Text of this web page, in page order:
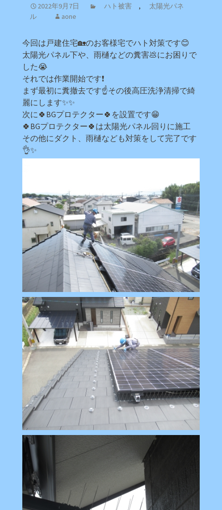
2022年9月7日 ハト被害 ,
太陽光パネ
ル
aone
今回は戸建住宅🏡のお客様宅でハト対策です😊
太陽光パネル下や、雨樋などの糞害💩にお困りで
した😭
それでは作業開始です❗
まず最初に糞撤去です☝その後高圧洗浄清掃で綺
麗にします✨✨
次に🍀BGプロテクター🍀を設置です😁
🍀BGプロテクター🍀は太陽光パネル回りに施工
その他にダクト、雨樋なども対策をして完了です
👌✨